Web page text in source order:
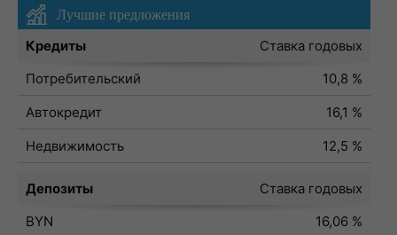
Лучшие предложения
Кредиты
Ставка годовых
Потребительский
10,8 %
Автокредит
16,1 %
Недвижимость
12,5 %
Депозиты
Ставка годовых
BYN
16,06 %